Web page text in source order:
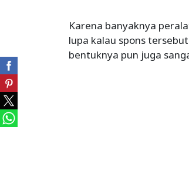
Karena banyaknya
lupa kalau spons
bentuknya pun juga